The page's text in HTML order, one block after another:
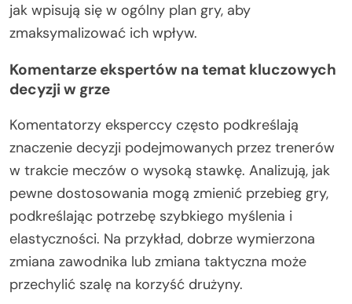
jak wpisują się w ogólny plan gry, aby
zmaksymalizować ich wpływ.
Komentarze ekspertów na temat kluczowych
decyzji w grze
Komentatorzy eksperccy często podkreślają
znaczenie decyzji podejmowanych przez trenerów
w trakcie meczów o wysoką stawkę. Analizują, jak
pewne dostosowania mogą zmienić przebieg gry,
podkreślając potrzebę szybkiego myślenia i
elastyczności. Na przykład, dobrze wymierzona
zmiana zawodnika lub zmiana taktyczna może
przechylić szalę na korzyść drużyny.